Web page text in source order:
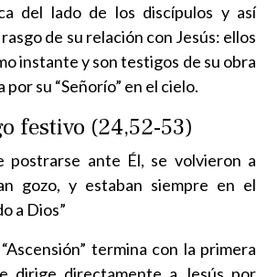
del lado de los discípulos y así
de su relación con Jesús: ellos
instante y son testigos de su obra
su “Señorío” en el cielo.
festivo (24,52-53)
postrarse ante Él, se volvieron a
gozo, y estaban siempre en el
a Dios”
termina con la primera
dirige directamente a Jesús por